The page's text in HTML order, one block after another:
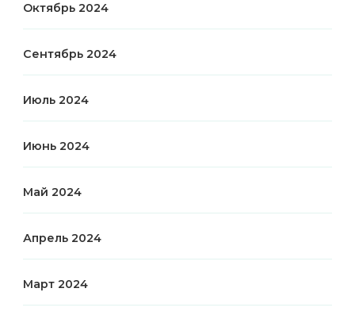
Октябрь 2024
Сентябрь 2024
Июль 2024
Июнь 2024
Май 2024
Апрель 2024
Март 2024